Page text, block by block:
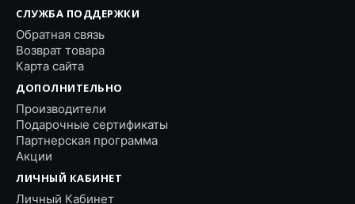
СЛУЖБА ПОДДЕРЖКИ
Обратная связь
Возврат товара
Карта сайта
ДОПОЛНИТЕЛЬНО
Производители
Подарочные сертификаты
Партнерская программа
Акции
ЛИЧНЫЙ КАБИНЕТ
Личный Кабинет